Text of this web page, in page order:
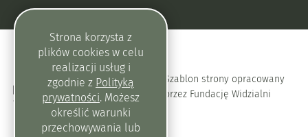
Strona korzysta z
plików cookies w celu
realizacji usług i
zgodnie z Polityką
prywatności. Możesz
określić warunki
przechowywania lub
Szablon strony opracowany
przez Fundację Widzialni